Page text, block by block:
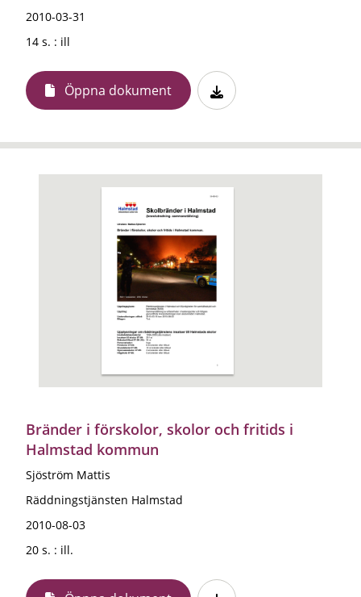
2010-03-31
14 s. : ill
Öppna dokument
Bränder i förskolor, skolor och fritids i
Halmstad kommun
Sjöström Mattis
Räddningstjänsten Halmstad
2010-08-03
20 s. : ill.